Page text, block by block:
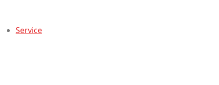
Service